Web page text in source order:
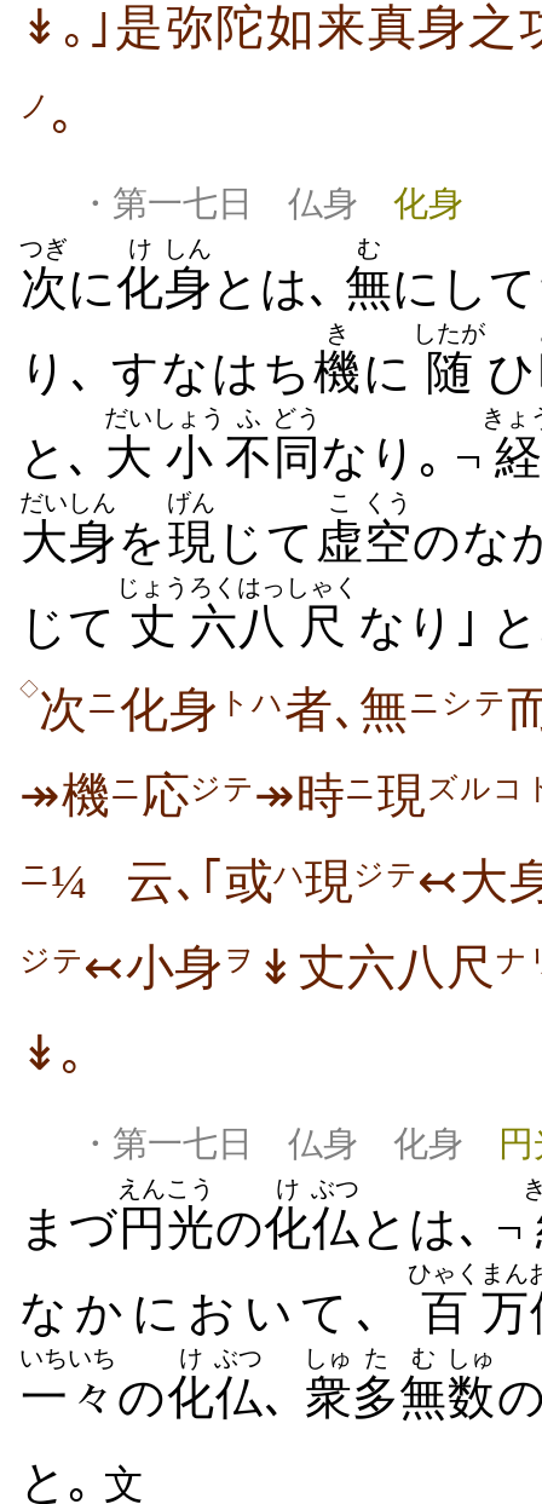
↡｡｣是弥陀如来真身之
ノ ｡
・第一七日 仏身 化身
次
つぎ
に化
け
身
しん
とは､ 無
む
にし
り､ すなはち機
き
に 随
したが
ひ
と､ 大
だい
小
しょう
不
ふ
同
どう
なり｡ ¬ 経
きょ
大身
だいしん
を現
げん
じて 虚
こ
空
くう
のな
じて 丈
じょう
六
ろく
八
はっ
尺
しゃく
なり｣
◇次 ニ化身 トハ者､無ニシテ
↠機ニ応ジテ↠時ニ現 ズルコ
ニ¼ 云､｢或ハ現ジテ↢大
ジテ↢小身 ヲ ↡丈六八尺 ナ
↡｡
・第一七日 仏身 化身 円
まづ円光
えんこう
の化
け
仏
ぶつ
とは､ ¬
なかにおいて､ 百
ひゃく
万
まん
一々
いちいち
の化
け
仏
ぶつ
､ 衆
しゅ
多
た
無
む
数
しゅ
と｡ 文